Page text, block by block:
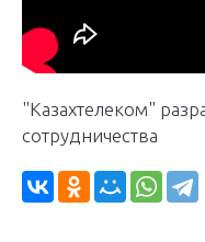
"Казахтелеком"
сотрудничества